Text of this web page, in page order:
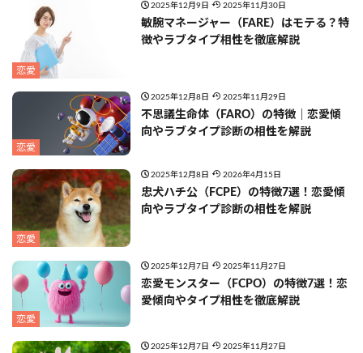
恋愛
2025年12月9日 2025年11月30日
敏腕マネージャー（FARE）はモテる？特
徴やラブタイプ相性を徹底解説
恋愛
2025年12月8日 2025年11月29日
不思議生命体（FARO）の特徴｜恋愛傾
向やラブタイプ診断の相性を解説
恋愛
2025年12月8日 2026年4月15日
忠犬ハチ公（FCPE）の特徴7選！恋愛傾
向やラブタイプ診断の相性を解説
恋愛
2025年12月7日 2025年11月27日
恋愛モンスター（FCPO）の特徴7選！恋
愛傾向やタイプ相性を徹底解説
2025年12月7日 2025年11月27日